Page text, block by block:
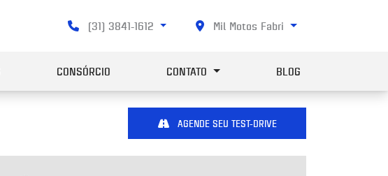
(31) 3841-1612 Mil Motos Fabri
CONSÓRCIO CONTATO BLOG
AGENDE SEU TEST-DRIVE